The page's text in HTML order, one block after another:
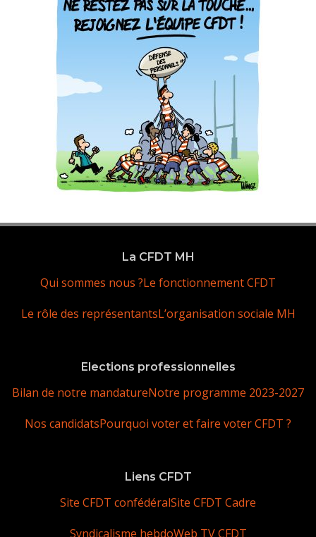
La CFDT MH
Qui sommes nous ?Le fonctionnement CFDT
Le rôle des représentantsL’organisation sociale MH
Elections professionnelles
Bilan de notre mandatureNotre programme 2023-2027
Nos candidatsPourquoi voter et faire voter CFDT ?
Liens CFDT
Site CFDT confédéralSite CFDT Cadre
Syndicalisme hebdoWeb TV CFDT